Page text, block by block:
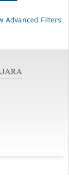
Advanced Filters